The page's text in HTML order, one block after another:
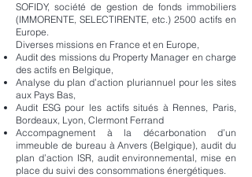
SOFIDY, société de gestion de fonds immobiliers
(IMMORENTE, SELECTIRENTE, etc.) 2500 actifs en
Europe.
Diverses missions en France et en Europe,
Audit des missions du Property Manager en charge
des actifs en Belgique,
Analyse du plan d’action pluriannuel pour les sites
aux Pays Bas,
Audit ESG pour les actifs situés à Rennes, Paris,
Bordeaux, Lyon, Clermont Ferrand
Accompagnement à la décarbonation d’un
immeuble de bureau à Anvers (Belgique), audit du
plan d’action ISR, audit environnemental, mise en
place du suivi des consommations énergétiques.